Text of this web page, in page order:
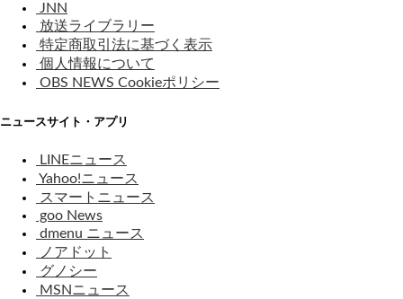
JNN
放送ライブラリー
特定商取引法に基づく表示
個人情報について
OBS NEWS Cookieポリシー
ニュースサイト・アプリ
LINEニュース
Yahoo!ニュース
スマートニュース
goo News
dmenu ニュース
ノアドット
グノシー
MSNニュース